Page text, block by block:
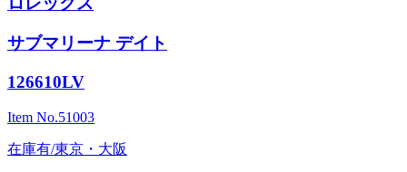
サブマリーナ デイト
126610LV
Item No.51003
在庫有/東京・大阪